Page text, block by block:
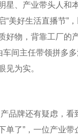
星、产业带头人和
“美好生活直播节”
好物，背靠工厂的
车间主任带领拼多
见为实。
品牌还有疑虑，看
单了”，一位产业带